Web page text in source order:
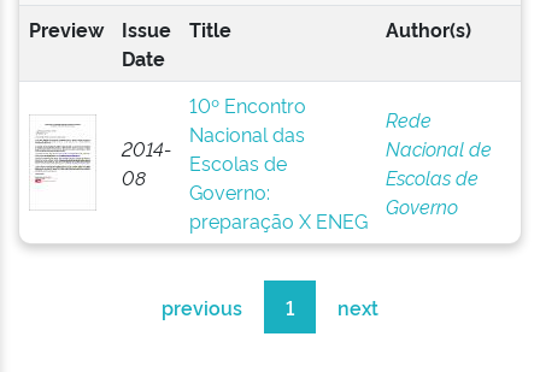
Preview
Issue
Date
Title Author(s)
2014-
08
10º Encontro
Nacional das
Escolas de
Governo:
preparação X ENEG
Rede
Nacional de
Escolas de
Governo
previous 1 next